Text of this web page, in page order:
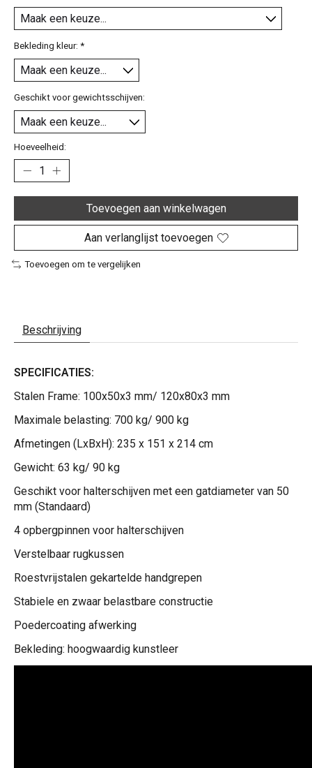
Bekleding kleur: *
Geschikt voor gewichtsschijven:
Hoeveelheid:
Toevoegen aan winkelwagen
Aan verlanglijst toevoegen
Toevoegen om te vergelijken
Beschrijving
SPECIFICATIES:
Stalen Frame: 100x50x3 mm/ 120x80x3 mm
Maximale belasting: 700 kg/ 900 kg
Afmetingen (LxBxH): 235 x 151 x 214 cm
Gewicht: 63 kg/ 90 kg
Geschikt voor halterschijven met een gatdiameter van 50
mm (Standaard)
4 opbergpinnen voor halterschijven
Verstelbaar rugkussen
Roestvrijstalen gekartelde handgrepen
Stabiele en zwaar belastbare constructie
Poedercoating afwerking
Bekleding: hoogwaardig kunstleer